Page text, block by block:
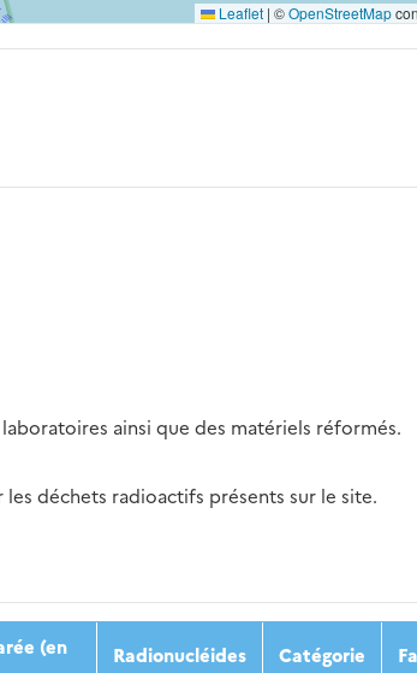
Leaflet | ©OpenStreetMap
ainsi que des matériels réformés.
déchets radioactifs présents sur le site.
2020 2021 2022
(en Radionucléides Catégorie